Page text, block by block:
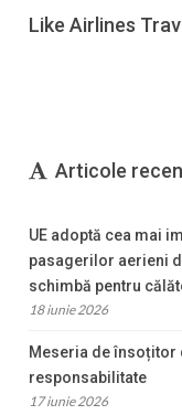
Like Airlines
Articole
UE adoptă cea mai
pasagerilor aerieni
schimbă pentru
18 iunie 2026
Meseria de însoțitor
responsabilitate
17 iunie 2026